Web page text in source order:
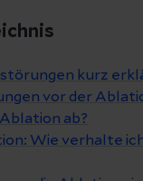
kurz
vor der
ab?
Wie verhalte